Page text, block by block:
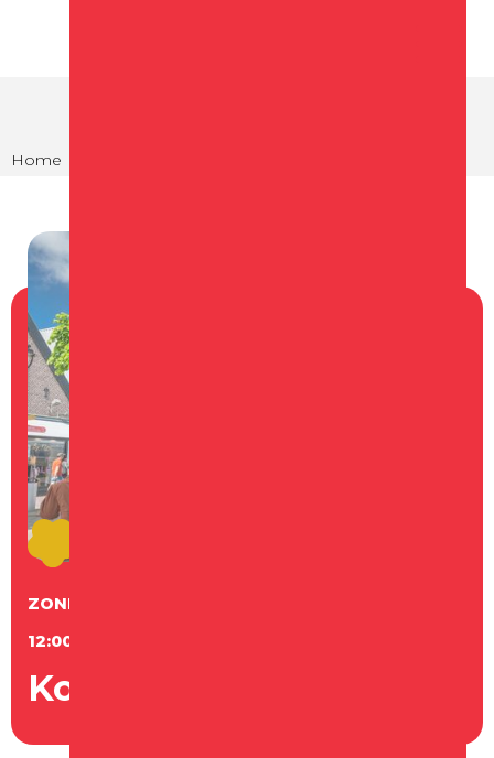
Home
ZONDAG
12:00 - 17:00 UUR
Koopzondag juni